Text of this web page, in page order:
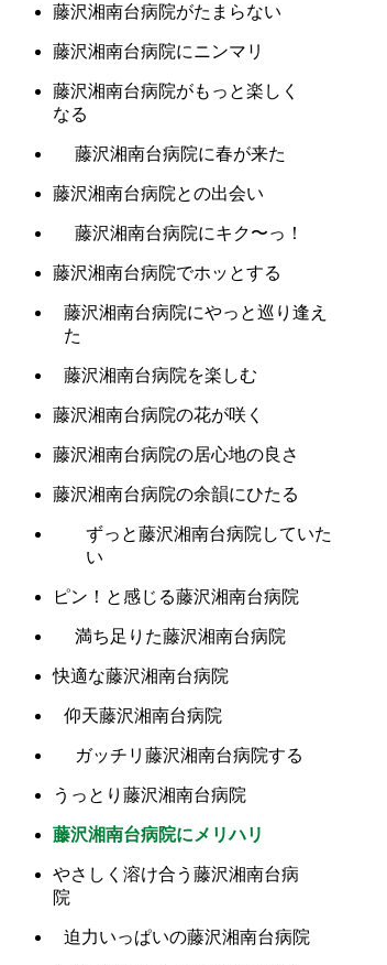
藤沢湘南台病院がたまらない
藤沢湘南台病院にニンマリ
藤沢湘南台病院がもっと楽しく
なる
藤沢湘南台病院に春が来た
藤沢湘南台病院との出会い
藤沢湘南台病院にキク〜っ！
藤沢湘南台病院でホッとする
藤沢湘南台病院にやっと巡り逢え
た
藤沢湘南台病院を楽しむ
藤沢湘南台病院の花が咲く
藤沢湘南台病院の居心地の良さ
藤沢湘南台病院の余韻にひたる
ずっと藤沢湘南台病院していた
い
ピン！と感じる藤沢湘南台病院
満ち足りた藤沢湘南台病院
快適な藤沢湘南台病院
仰天藤沢湘南台病院
ガッチリ藤沢湘南台病院する
うっとり藤沢湘南台病院
藤沢湘南台病院にメリハリ
やさしく溶け合う藤沢湘南台病
院
迫力いっぱいの藤沢湘南台病院